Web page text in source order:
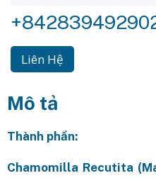
Liên Hệ
Mô tả
Thành phần:
Chamomilla Recutita